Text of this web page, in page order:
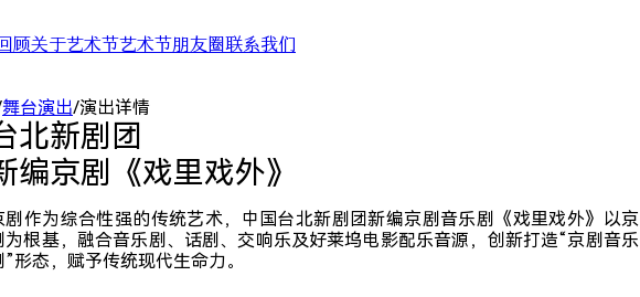
顾
届（2025）
届（2024）
届（2023）
关于艺术节
艺术节介绍
艺术节中心介绍
大事记
影响力指数致优榜单
综合评估报告
艺术节朋友圈
合作艺术家
合作艺术院团
“扶青计划”艺委会
丝绸之路艺术节联盟
合作伙伴 (2025)
联系我们
舞台演出/演出详情
北新剧团
编京剧《戏里戏外》
剧作为综合性强的传统艺术，中国台北新剧团新编京剧音乐剧《戏里戏外》以京
为根基，融合音乐剧、话剧、交响乐及好莱坞电影配乐音源，创新打造“京剧音乐
”形态，赋予传统现代生命力。